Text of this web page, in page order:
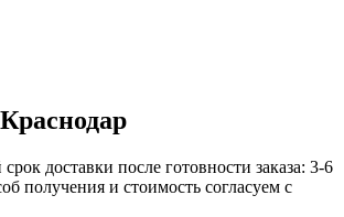
доставки после готовности заказа: 3-6
получения и стоимость согласуем с